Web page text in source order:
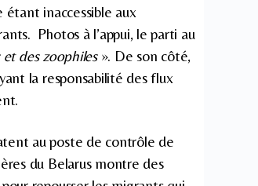
étant inaccessible aux
Photos à l’appui, le parti au
des zoophiles ». De son côté,
la responsabilité des flux
au poste de contrôle de
du Belarus montre des